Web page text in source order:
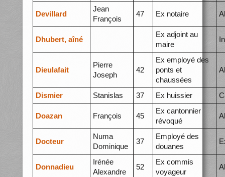
Devillard
Jean
François
47 Ex notaire
Dhubert, aîné
Ex adjoint au
maire
Dieulafait
Pierre
Joseph
42
Ex employé des
ponts et
chaussées
Dismier Stanislas 37 Ex huissier
Doazan François 45
Ex cantonnier
révoqué
Docteur
Numa
Dominique
37
Employé des
douanes
Donnadieu
Irénée
Alexandre
52
Ex commis
voyageur